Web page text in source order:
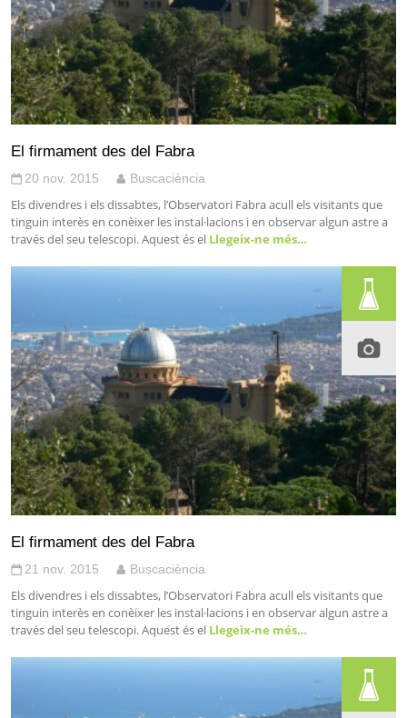
El firmament des del Fabra
20 nov. 2015 Buscaciència
Els divendres i els dissabtes, l’Observatori Fabra acull els visitants que
tinguin interès en conèixer les instal·lacions i en observar algun astre a
través del seu telescopi. Aquest és el Llegeix-ne més…
El firmament des del Fabra
21 nov. 2015 Buscaciència
Els divendres i els dissabtes, l’Observatori Fabra acull els visitants que
tinguin interès en conèixer les instal·lacions i en observar algun astre a
través del seu telescopi. Aquest és el Llegeix-ne més…